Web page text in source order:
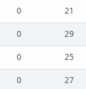
0
21
0
29
0
25
0
27